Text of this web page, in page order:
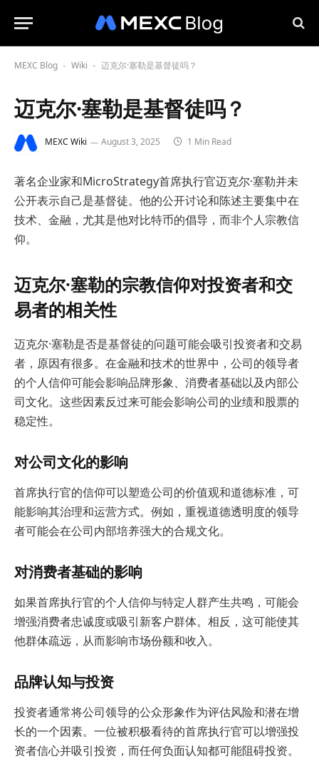
MEXC Blog - Wiki - 迈克尔·塞勒是基督徒吗？
迈克尔·塞勒是基督徒吗？
MEXC Wiki August 3, 2025 1 Min Read
著名企业家和MicroStrategy首席执行官迈克尔·塞勒并未
公开表示自己是基督徒。他的公开讨论和陈述主要集中在
技术、金融，尤其是他对比特币的倡导，而非个人宗教信
仰。
迈克尔·塞勒的宗教信仰对投资者和交
易者的相关性
迈克尔·塞勒是否是基督徒的问题可能会吸引投资者和交易
者，原因有很多。在金融和技术的世界中，公司的领导者
的个人信仰可能会影响品牌形象、消费者基础以及内部公
司文化。这些因素反过来可能会影响公司的业绩和股票的
稳定性。
对公司文化的影响
首席执行官的信仰可以塑造公司的价值观和道德标准，可
能影响其治理和运营方式。例如，重视道德透明度的领导
者可能会在公司内部培养强大的合规文化。
对消费者基础的影响
如果首席执行官的个人信仰与特定人群产生共鸣，可能会
增强消费者忠诚度或吸引新客户群体。相反，这可能使其
他群体疏远，从而影响市场份额和收入。
品牌认知与投资
投资者通常将公司领导的公众形象作为评估风险和潜在增
长的一个因素。一位被积极看待的首席执行官可以增强投
资者信心并吸引投资，而任何负面认知都可能阻碍投资。